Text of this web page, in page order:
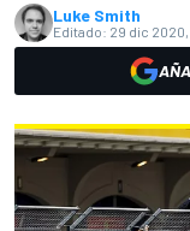
Luke Smith
Editado: 29 dic 2020,